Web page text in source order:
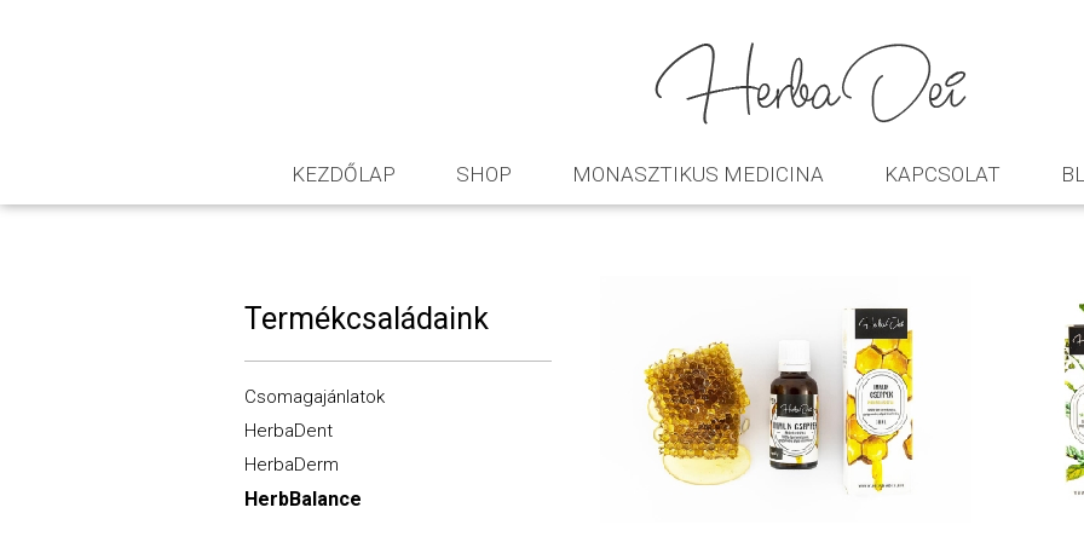
KEZDŐLAP SHOP MONASZTIKUS MEDICINA KAPCSOLAT
Termékcsaládaink
Csomagajánlatok
HerbaDent
HerbaDerm
HerbBalance